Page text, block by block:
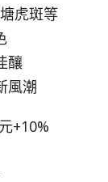
虎斑等
釀
風潮
+10%